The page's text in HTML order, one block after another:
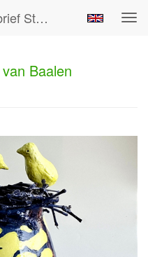
Bram Van Baalen - Nieuwsbrief Studio Bram Van Baalen Schilderijen Maart
Baalen